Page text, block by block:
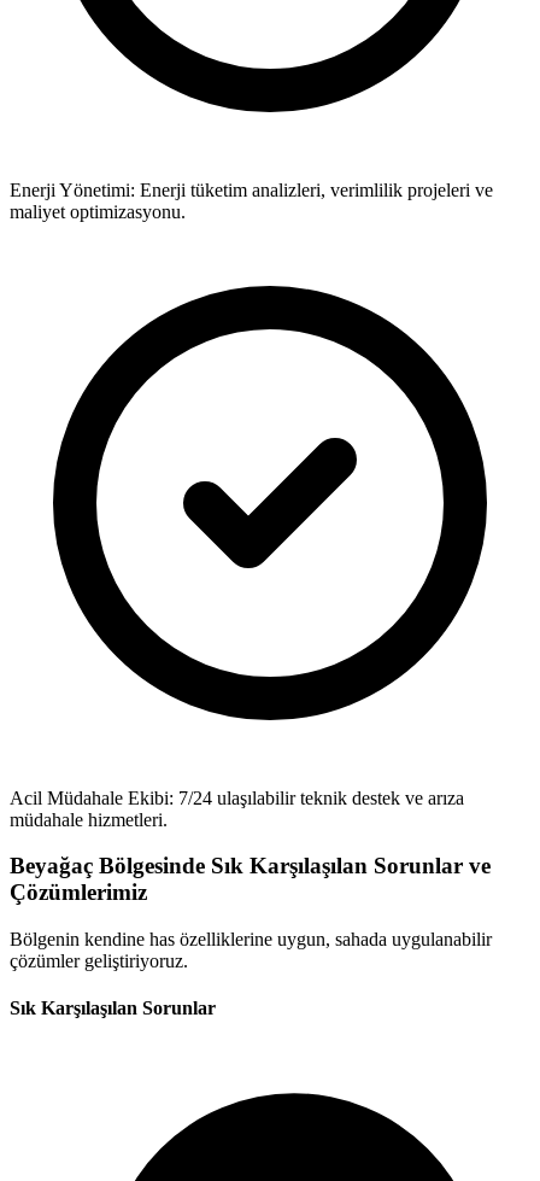
Enerji Yönetimi: Enerji tüketim analizleri, verimlilik projeleri ve
maliyet optimizasyonu.
Acil Müdahale Ekibi: 7/24 ulaşılabilir teknik destek ve arıza
müdahale hizmetleri.
Beyağaç Bölgesinde Sık Karşılaşılan Sorunlar ve
Çözümlerimiz
Bölgenin kendine has özelliklerine uygun, sahada uygulanabilir
çözümler geliştiriyoruz.
Sık Karşılaşılan Sorunlar